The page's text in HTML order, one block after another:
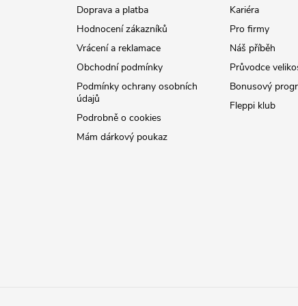
Doprava a platba
Hodnocení zákazníků
Vrácení a reklamace
Obchodní podmínky
Podmínky ochrany osobních
údajů
Podrobně o cookies
Mám dárkový poukaz
Kariéra
Pro firmy
Náš příběh
Průvodce
Bonusový
Fleppi klub